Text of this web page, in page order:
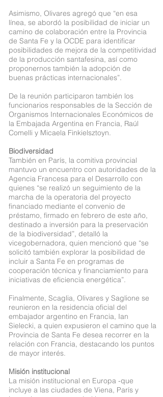
Asimismo, Olivares agregó que “en esa
línea, se abordó la posibilidad de iniciar un
camino de colaboración entre la Provincia
de Santa Fe y la OCDE para identificar
posibilidades de mejora de la competitividad
de la producción santafesina, así como
proponernos también la adopción de
buenas prácticas internacionales”.
De la reunión participaron también los
funcionarios responsables de la Sección de
Organismos Internacionales Económicos de
la Embajada Argentina en Francia, Raúl
Comelli y Micaela Finkielsztoyn.
Biodiversidad
También en París, la comitiva provincial
mantuvo un encuentro con autoridades de la
Agencia Francesa para el Desarrollo con
quienes “se realizó un seguimiento de la
marcha de la operatoria del proyecto
financiado mediante el convenio de
préstamo, firmado en febrero de este año,
destinado a inversión para la preservación
de la biodiversidad”, detalló la
vicegobernadora, quien mencionó que “se
solicitó también explorar la posibilidad de
incluir a Santa Fe en programas de
cooperación técnica y financiamiento para
iniciativas de eficiencia energética”.
Finalmente, Scaglia, Olivares y Saglione se
reunieron en la residencia oficial del
embajador argentino en Francia, Ian
Sielecki, a quien expusieron el camino que la
Provincia de Santa Fe desea recorrer en la
relación con Francia, destacando los puntos
de mayor interés.
Misión institucional
La misión institucional en Europa -que
incluye a las ciudades de Viena, París y